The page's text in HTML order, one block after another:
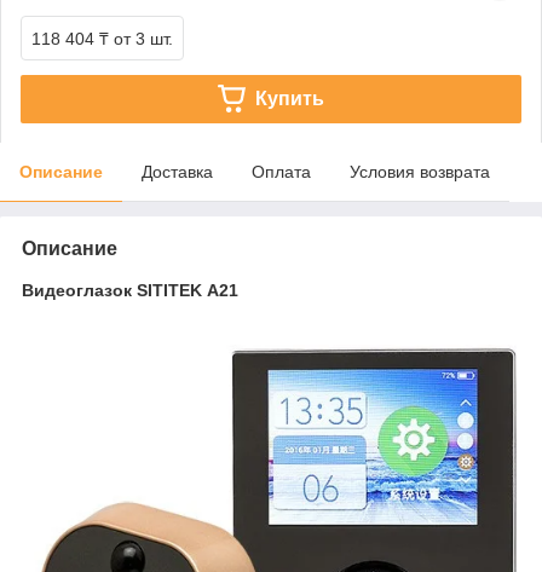
118 404 ₸ от 3 шт.
Купить
Описание Доставка Оплата Условия возврата
Описание
Видеоглазок SITITEK А21